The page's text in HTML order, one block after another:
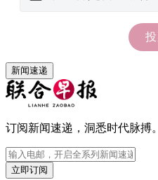
新闻速递
订阅新闻速递，洞悉时代脉搏。
立即订阅